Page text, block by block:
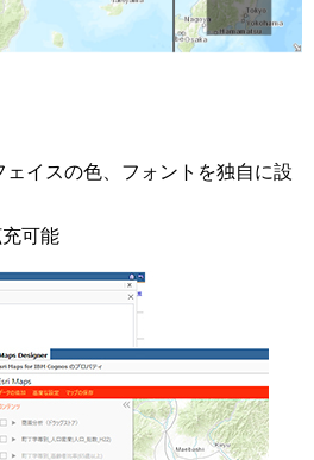
イスの色、フォントを独自に設
可能